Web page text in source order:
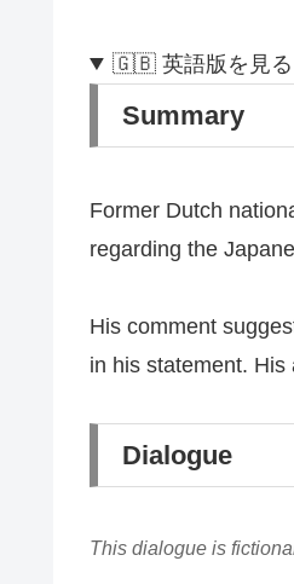
🇬🇧 英語版を見る
Summary
Former Dutch
regarding the
His comment
in his statement.
Dialogue
This dialogue is